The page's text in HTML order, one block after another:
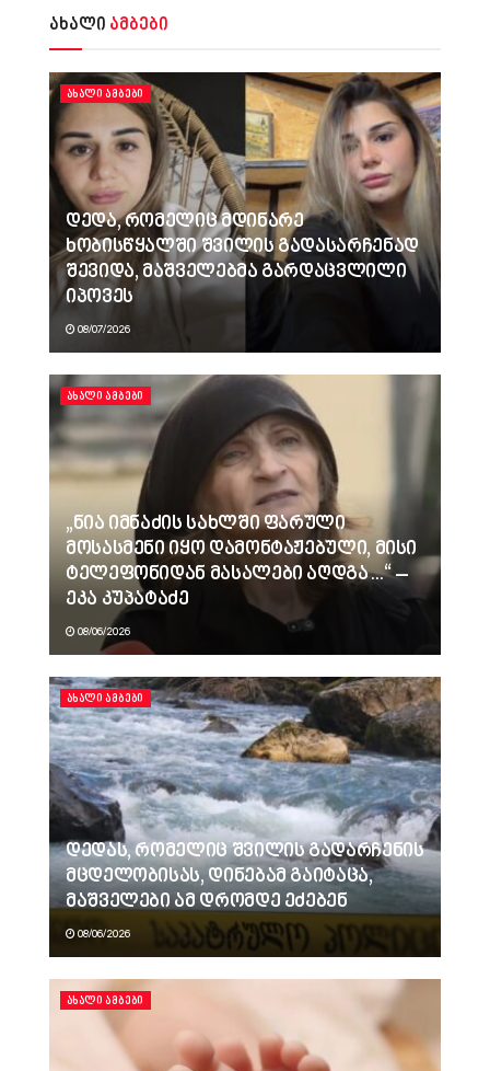
ახალი ამბები
ᲐᲮᲐᲚᲘ ᲐᲛᲑᲔᲑᲘ
დედა, რომელიც მდინარე
ხობისწყალში შვილის გადასარჩენად
შევიდა, მაშველებმა გარდაცვლილი
იპოვეს
08/07/2026
ᲐᲮᲐᲚᲘ ᲐᲛᲑᲔᲑᲘ
„ნია იმნაძის სახლში ფარული
მოსასმენი იყო დამონტაჟებული, მისი
ტელეფონიდან მასალები აღდგა…“ –
ეკა კუპატაძე
08/06/2026
ᲐᲮᲐᲚᲘ ᲐᲛᲑᲔᲑᲘ
დედას, რომელიც შვილის გადარჩენის
მცდელობისას, დინებამ გაიტაცა,
მაშველები ამ დრომდე ეძებენ
08/06/2026
ᲐᲮᲐᲚᲘ ᲐᲛᲑᲔᲑᲘ